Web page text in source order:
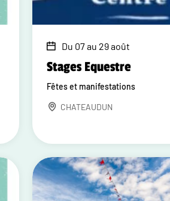
Du 07 au 29 août
Stages Equestre
Fêtes et manifestations
CHATEAUDUN